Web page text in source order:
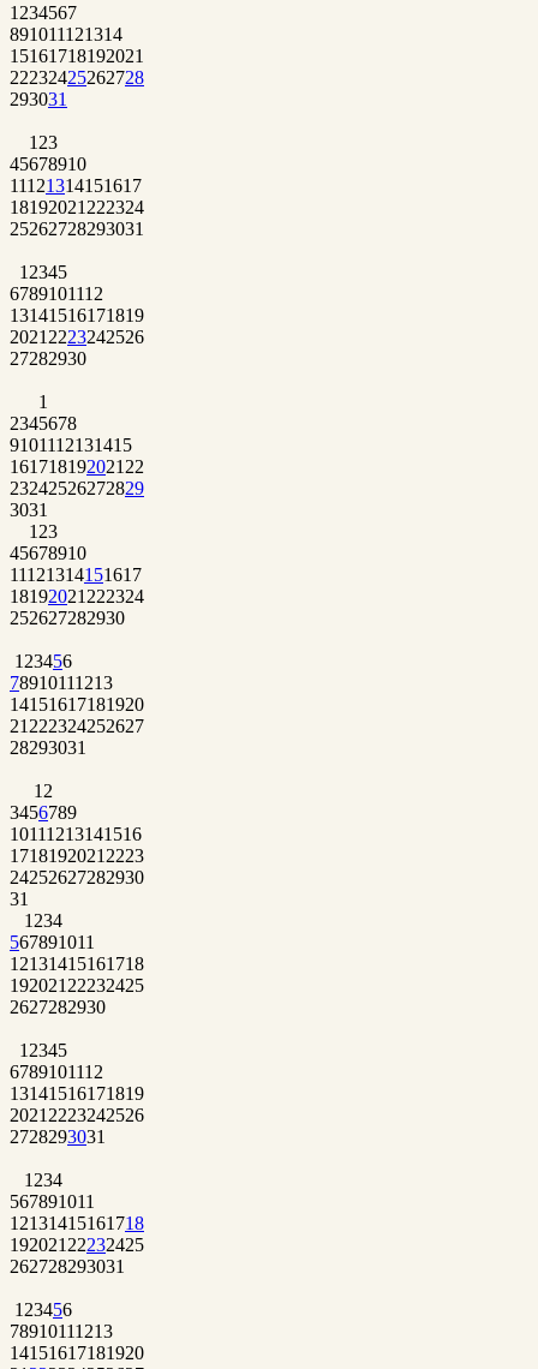
1 234567
891011121314
15161718192021
22232425262728
293031
1 23
45678910
11121314151617
18192021 222324
25262728293031
1 2345
6789101112
13141516171819
2021 2223242526
27282930
1
2345678
9101112131415
161718192021 22
23242526272829
3031
1 23
45678910
11121314151617
18192021 222324
252627282930
1 23456
78910111213
14151617181920
21 222324252627
28293031
1 2
3456789
10111213141516
1718192021 2223
24252627282930
31
1 234
567891011
12131415161718
192021 22232425
2627282930
1 2345
6789101112
13141516171819
2021 2223242526
2728293031
1 234
567891011
12131415161718
192021 22232425
262728293031
1 23456
78910111213
14151617181920